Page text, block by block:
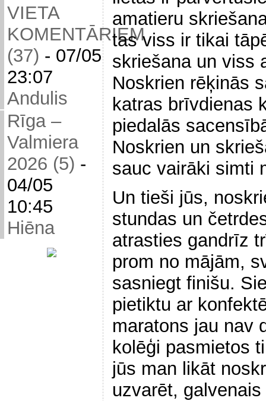
VIETA
KOMENTĀRIEM
(37) - 07/05
23:07
Andulis
Rīga –
Valmiera
2026 (5) -
04/05
10:45
Hiēna
amatieru
tas viss ir tikai
skriešana un viss
Noskrien rēķinās
katras brīvdienas
piedalās
Noskrien un
sauc vairāki simti
Un tieši jūs,
stundas un
atrasties gandrīz
prom no mājām,
sasniegt finišu.
pietiktu ar
maratons jau nav
kolēģi pasmietos
jūs man likāt
uzvarēt,